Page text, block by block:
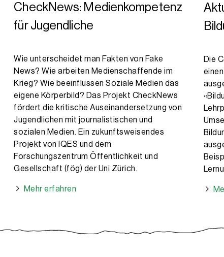
CheckNews: Medienkompetenz
für Jugendliche
Wie unterscheidet man Fakten von Fake
News? Wie arbeiten Medienschaffende im
Krieg? Wie beeinflussen Soziale Medien das
eigene Körperbild? Das Projekt CheckNews
fördert die kritische Auseinandersetzung von
Jugendlichen mit journalistischen und
sozialen Medien. Ein zukunftsweisendes
Projekt von IQES und dem
Forschungszentrum Öffentlichkeit und
Gesellschaft (fög) der Uni Zürich.
Mehr erfahren
Die